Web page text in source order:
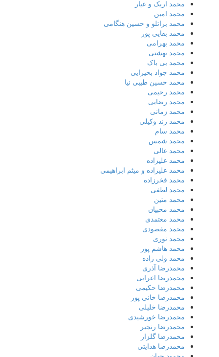
محمد اریک و عیار
محمد امین
محمد براتلو و حسین هنگامی
محمد بقایی پور
محمد بهرامی
محمد بهشتی
محمد بی باک
محمد جواد بحیرایی
محمد حسین طیبی نیا
محمد رحیمی
محمد رضایی
محمد زمانی
محمد زند وکیلی
محمد سام
محمد شمس
محمد عالی
محمد علیزاده
محمد علیزاده و میثم ابراهیمی
محمد فخرزاده
محمد لطفی
محمد متین
محمد محبیان
محمد معتمدی
محمد مقصودی
محمد نوری
محمد هاشم پور
محمد ولی زاده
محمدرضا آذری
محمدرضا اعرابی
محمدرضا حکیمی
محمدرضا خانی پور
محمدرضا خلیلی
محمدرضا خورشیدی
محمدرضا رنجبر
محمدرضا گلزار
محمدرضا هدایتی